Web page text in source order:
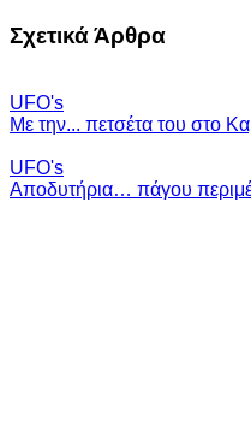
Σχετικά Άρθρα
UFO's
Με την... πετσέτα του στο
UFO's
Αποδυτήρια… πάγου